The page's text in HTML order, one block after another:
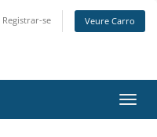
Registrar-se Veure Carro
la